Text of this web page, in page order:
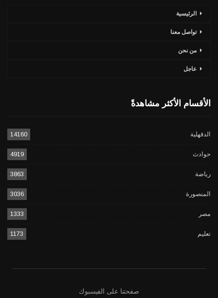
الرئيسية
تواصل معنا
من نحن
عاجل
الأقسام الأكثر مشاهدةً
الدقهلية 14160
حوادث 4919
رياضة 3863
المنصورة 3036
مصر 1333
تعليم 1173
صفحتنا على الفيسبوك